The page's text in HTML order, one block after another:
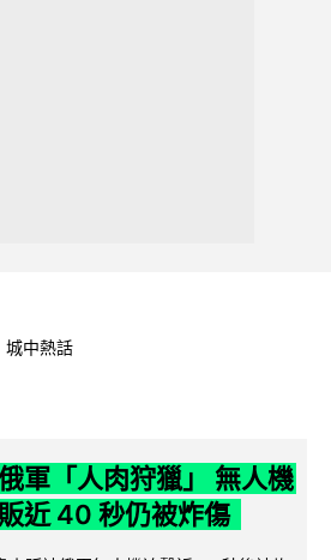
城中熱話
軍「人肉狩獵」 無人機
近 40 秒仍被炸傷